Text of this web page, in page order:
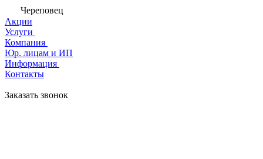
Череповец
Акции
Услуги
Компания
Юр. лицам и ИП
Информация
Контакты
Заказать звонок